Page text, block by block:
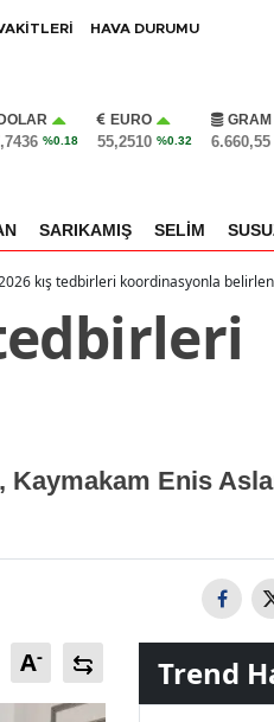
HAVA DURUMU
DOLAR
%0.18
EURO
55,2510 %0.32
GRAM
6.660,55
SARIKAMIŞ SELİM
2026 kış tedbirleri koordinasyonla
tedbirleri
Kaymakam Enis
A- Trend